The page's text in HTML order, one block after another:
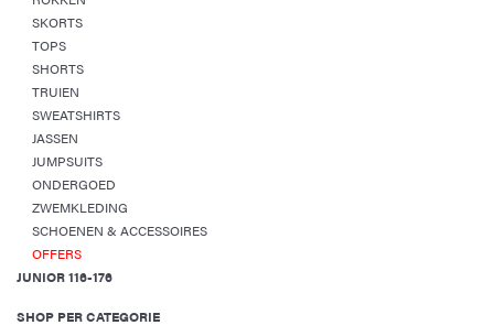
SKORTS
TOPS
SHORTS
TRUIEN
SWEATSHIRTS
JASSEN
JUMPSUITS
ONDERGOED
ZWEMKLEDING
SCHOENEN & ACCESSOIRES
OFFERS
JUNIOR 116-176
SHOP PER CATEGORIE